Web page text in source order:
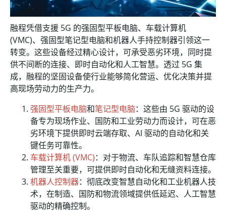
融程凭借支援 5G 的强固型平板电脑、车载计算机
(VMC)、强固型笔记型电脑和机器人手持控制器引领这一
转变。这些设备经过精心设计，可承受恶劣环境，同时提
供不间断的连接、即时自动化和人工智慧。透过 5G 集
成，融程的坚固设备使行业能够简化营运、优化决策并提
高现场劳动力的生产力。
强固型平板电脑和笔记型电脑：这些由 5G 驱动的设
备专为现场作业、国防和工业劳动力而设计，可在恶
劣环境下提供即时云端存取、AI 驱动的自动化和关
键任务可靠性。
车载计算机 (VMC)：对于物流、车队追踪和智慧仓库
管理至关重要，可提供即时自动化和无缝资料连接。
机器人控制器：彻底改变智慧自动化和工业机器人技
术，在制造、国防和物流领域提供低延迟、人工智慧
驱动的精确控制。